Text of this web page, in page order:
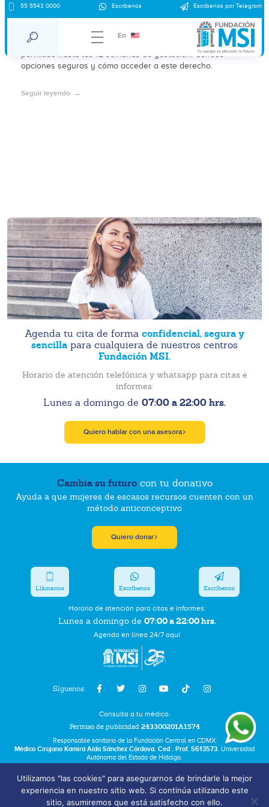
55 5543 0000 Escríbenos Escríbenos por Telegram
En
¿Dónde abortar en Chiapas 2025?
En 2025, el aborto por voluntad propia en Chiapas está
permitido hasta las 12 semanas de gestación. Conoce
opciones seguras y cómo acceder a este derecho.
Seguir leyendo
Agenda tu cita de forma confidencial, segura y
sencilla para cualquiera de nuestros centros
Fundación MSI.
Horario de atención telefónica y whatsapp para citas e
informes:
Lunes a domingo de 07:00 a 22:00 hrs.
Quiero hablar con una asesora
Cambia su futurocon tu donativo
Ayuda a que mujeres de escasos recursos cuenten con un
método anticonceptivo
Quiero donar
Síguenos:
Horario de atención para citas e informes:
Lunes a domingo de 07:00 a 22:00 hrs.
Agenda en línea 24/7 aquí
Llámanos Escríbenos Escríbenos
Consulta a tu médico.
Permiso de publicidad 243300201A1574
Responsable sanitario de la Fundación Central en CDMX:
Médico Cirujano Kamira Aída Sánchez Córdova. Ced . Prof. 5613573. Universidad
Autónoma del Estado de Hidalgo.
Términos y Condiciones
Bolsa de Trabajo
Utilizamos "las cookies" para asegurarnos de brindarle la mejor
experiencia en nuestro sitio web. Si continúa utilizando este
sitio, asumiremos que está satisfecho con ello.